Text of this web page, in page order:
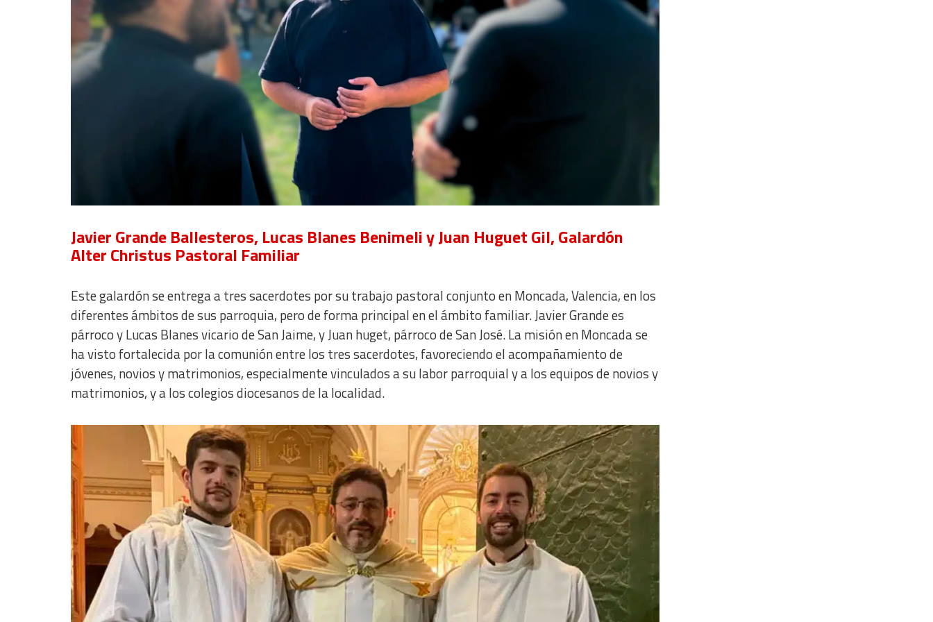
Javier Grande Ballesteros, Lucas Blanes Benimeli y Juan Huguet Gil, Galardón
Alter Christus Pastoral Familiar
Este galardón se entrega a tres sacerdotes por su trabajo pastoral conjunto en Moncada, Valencia, en los
diferentes ámbitos de sus parroquia, pero de forma principal en el ámbito familiar. Javier Grande es
párroco y Lucas Blanes vicario de San Jaime, y Juan huget, párroco de San José. La misión en Moncada se
ha visto fortalecida por la comunión entre los tres sacerdotes, favoreciendo el acompañamiento de
jóvenes, novios y matrimonios, especialmente vinculados a su labor parroquial y a los equipos de novios y
matrimonios, y a los colegios diocesanos de la localidad.
Develop and improve services
Use limited data to select content
IAB Special Features:
Use precise geolocation data
Identify devices based on information actively requested